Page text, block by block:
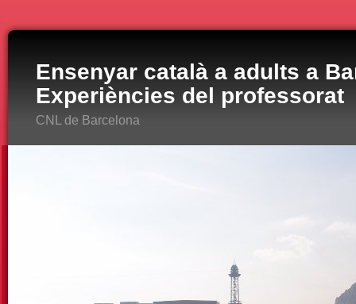
Ensenyar català a adults a
Experiències del professorat
CNL de Barcelona